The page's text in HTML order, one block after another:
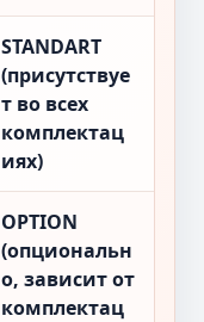
STANDART
(присутствуе
т во всех
комплектац
иях)
OPTION
(опциональн
о, зависит от
комплектац